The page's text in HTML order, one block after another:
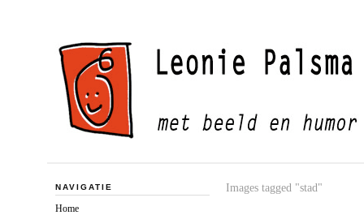
Images tagged "stad"
NAVIGATIE
Home